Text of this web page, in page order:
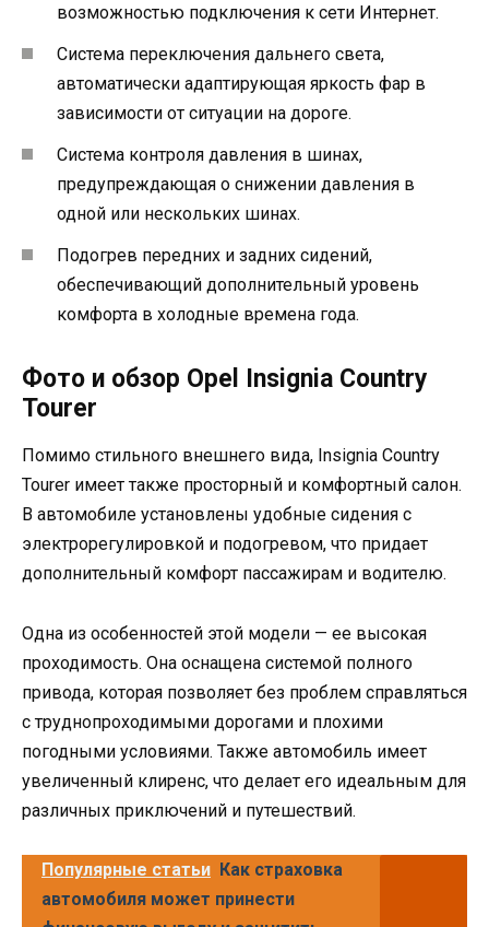
возможностью подключения к сети Интернет.
Система переключения дальнего света,
автоматически адаптирующая яркость фар в
зависимости от ситуации на дороге.
Система контроля давления в шинах,
предупреждающая о снижении давления в
одной или нескольких шинах.
Подогрев передних и задних сидений,
обеспечивающий дополнительный уровень
комфорта в холодные времена года.
Фото и обзор Opel Insignia Country
Tourer
Помимо стильного внешнего вида, Insignia Country
Tourer имеет также просторный и комфортный салон.
В автомобиле установлены удобные сидения с
электрорегулировкой и подогревом, что придает
дополнительный комфорт пассажирам и водителю.
Одна из особенностей этой модели — ее высокая
проходимость. Она оснащена системой полного
привода, которая позволяет без проблем справляться
с труднопроходимыми дорогами и плохими
погодными условиями. Также автомобиль имеет
увеличенный клиренс, что делает его идеальным для
различных приключений и путешествий.
Популярные статьи Как страховка
автомобиля может принести